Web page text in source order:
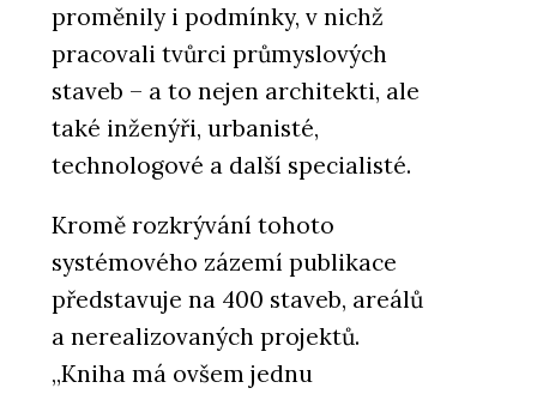
proměnily i podmínky, v nichž
pracovali tvůrci průmyslových
staveb – a to nejen architekti, ale
také inženýři, urbanisté,
technologové a další specialisté.
Kromě rozkrývání tohoto
systémového zázemí publikace
představuje na 400 staveb, areálů
a nerealizovaných projektů.
„Kniha má ovšem jednu